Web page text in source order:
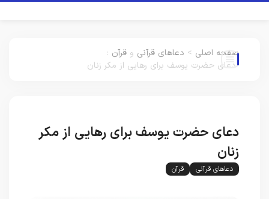
صفحه اصلی > دعاهای قرآنی و قرآن :
دعای حضرت یوسف برای رهایی از مکر زنان
دعای حضرت یوسف برای رهایی از مکر
زنان
دعاهای قرآنی قرآن